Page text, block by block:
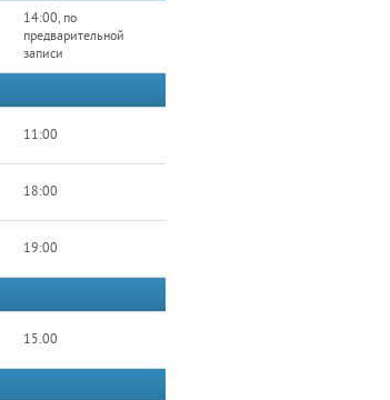
14:00, по
предварительной
записи
11:00
18:00
19:00
15.00